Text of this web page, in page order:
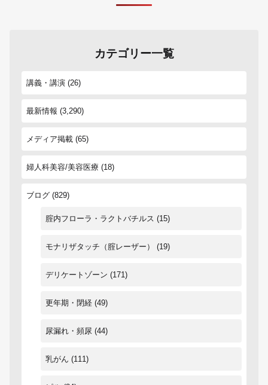
カテゴリー一覧
講義・講演 (26)
最新情報 (3,290)
メディア掲載 (65)
婦人科美容/美容医療 (18)
ブログ (829)
腟内フローラ・ラクトバチルス (15)
モナリザタッチ（腟レーザー） (19)
デリケートゾーン (171)
更年期・閉経 (49)
尿漏れ・頻尿 (44)
乳がん (111)